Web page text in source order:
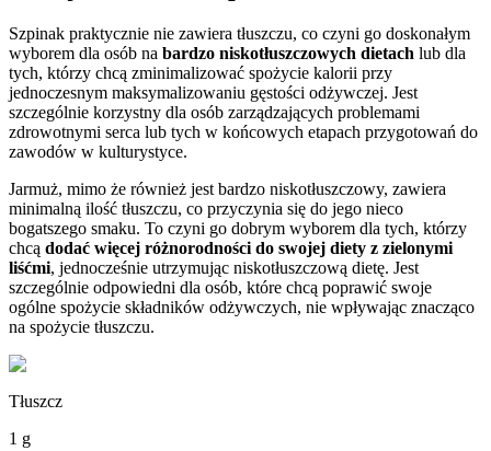
Szpinak praktycznie nie zawiera tłuszczu, co czyni go doskonałym
wyborem dla osób na bardzo niskotłuszczowych dietach lub dla
tych, którzy chcą zminimalizować spożycie kalorii przy
jednoczesnym maksymalizowaniu gęstości odżywczej. Jest
szczególnie korzystny dla osób zarządzających problemami
zdrowotnymi serca lub tych w końcowych etapach przygotowań do
zawodów w kulturystyce.
Jarmuż, mimo że również jest bardzo niskotłuszczowy, zawiera
minimalną ilość tłuszczu, co przyczynia się do jego nieco
bogatszego smaku. To czyni go dobrym wyborem dla tych, którzy
chcą dodać więcej różnorodności do swojej diety z zielonymi
liśćmi, jednocześnie utrzymując niskotłuszczową dietę. Jest
szczególnie odpowiedni dla osób, które chcą poprawić swoje
ogólne spożycie składników odżywczych, nie wpływając znacząco
na spożycie tłuszczu.
Tłuszcz
1 g